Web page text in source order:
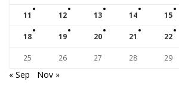
11 12 13 14 15
18 19 20 21 22
25 26 27 28 29
« Sep Nov »